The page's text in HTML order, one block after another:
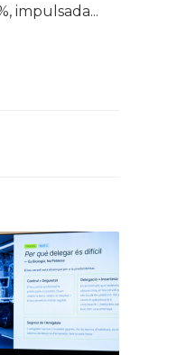
impulsada...